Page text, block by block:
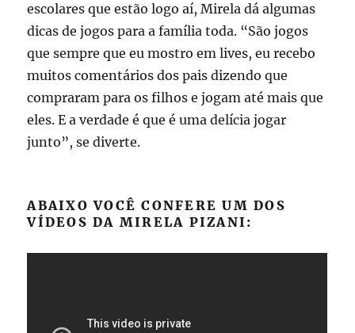
escolares que estão logo aí, Mirela dá algumas
dicas de jogos para a família toda. “São jogos
que sempre que eu mostro em lives, eu recebo
muitos comentários dos pais dizendo que
compraram para os filhos e jogam até mais que
eles. E a verdade é que é uma delícia jogar
junto”, se diverte.
ABAIXO VOCÊ CONFERE UM DOS
VÍDEOS DA MIRELA PIZANI: